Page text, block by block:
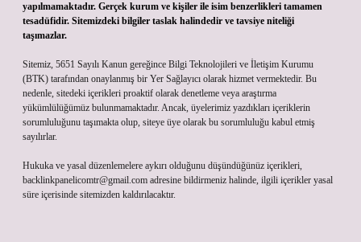
yapılmamaktadır. Gerçek kurum ve kişiler ile isim benzerlikleri tamamen
tesadüfidir. Sitemizdeki bilgiler taslak halindedir ve tavsiye niteliği
taşımazlar.
Sitemiz, 5651 Sayılı Kanun gereğince Bilgi Teknolojileri ve İletişim Kurumu
(BTK) tarafından onaylanmış bir Yer Sağlayıcı olarak hizmet vermektedir. Bu
nedenle, sitedeki içerikleri proaktif olarak denetleme veya araştırma
yükümlülüğümüz bulunmamaktadır. Ancak, üyelerimiz yazdıkları içeriklerin
sorumluluğunu taşımakta olup, siteye üye olarak bu sorumluluğu kabul etmiş
sayılırlar.
Hukuka ve yasal düzenlemelere aykırı olduğunu düşündüğünüz içerikleri,
backlinkpanelicomtr@gmail.com adresine bildirmeniz halinde, ilgili içerikler yasal
süre içerisinde sitemizden kaldırılacaktır.